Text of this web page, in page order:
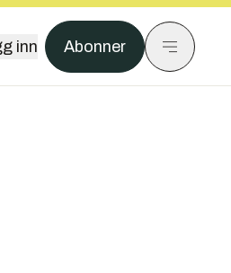
inn Abonner